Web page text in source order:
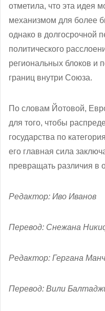
отметила, что эта идея
механизмом для более
однако в долгосрочной
политического
региональных блоков и
границ внутри Союза.
По словам Йотовой,
для того, чтобы
государства по
его главная сила
превращать различия в
Редактор: Иво Иванов
Перевод: Снежана
Редактор: Гергана
Перевод: Вили